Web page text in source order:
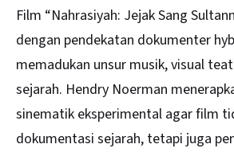
Film “Nahrasiyah: Jejak Sang
dengan pendekatan dokumenter
memadukan unsur musik, visual
sejarah. Hendry Noerman
sinematik eksperimental agar film
dokumentasi sejarah, tetapi juga